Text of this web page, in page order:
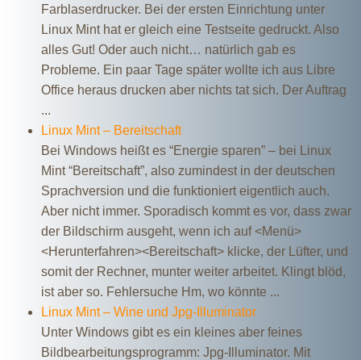
Farblaserdrucker. Bei der ersten Einrichtung unter
Linux Mint hat er gleich eine Testseite gedruckt. Also
alles Gut! Oder auch nicht… natürlich gab es
Probleme. Ein paar Tage später wollte ich aus Libre
Office heraus drucken aber nichts tat sich. Der Auftrag
...
Linux Mint – Bereitschaft
Bei Windows heißt es “Energie sparen” – bei Linux
Mint “Bereitschaft”, also zumindest in der deutschen
Sprachversion und die funktioniert eigentlich auch.
Aber nicht immer. Sporadisch kommt es vor, dass zwar
der Bildschirm ausgeht, wenn ich auf <Menü>
<Herunterfahren><Bereitschaft> klicke, der Lüfter, und
somit der Rechner, munter weiter arbeitet. Klingt blöd,
ist aber so. Fehlersuche Hm, wo könnte ...
Linux Mint – Wine und Jpg-Illuminator
Unter Windows gibt es ein kleines aber feines
Bildbearbeitungsprogramm: Jpg-Illuminator. Mit